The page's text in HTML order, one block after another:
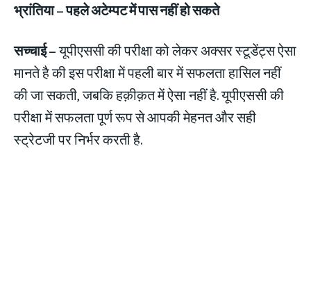
भ्रांतिया– पहले अटेम्पट में पास नहीं हो सकते
सच्चाई–यूपीएससी की परीक्षा को लेकर अक्सर स्टूडेंट्स ऐसा
मानते है की इस परीक्षा में पहली बार में सफलता हासिल नहीं
की जा सकती, जबकि हक़ीक़त में ऐसा नहीं है. यूपीएससी की
परीक्षा में सफलता पूर्ण रूप से आपकी मेहनत और सही
स्ट्रेटजी पर निर्भर करती है.